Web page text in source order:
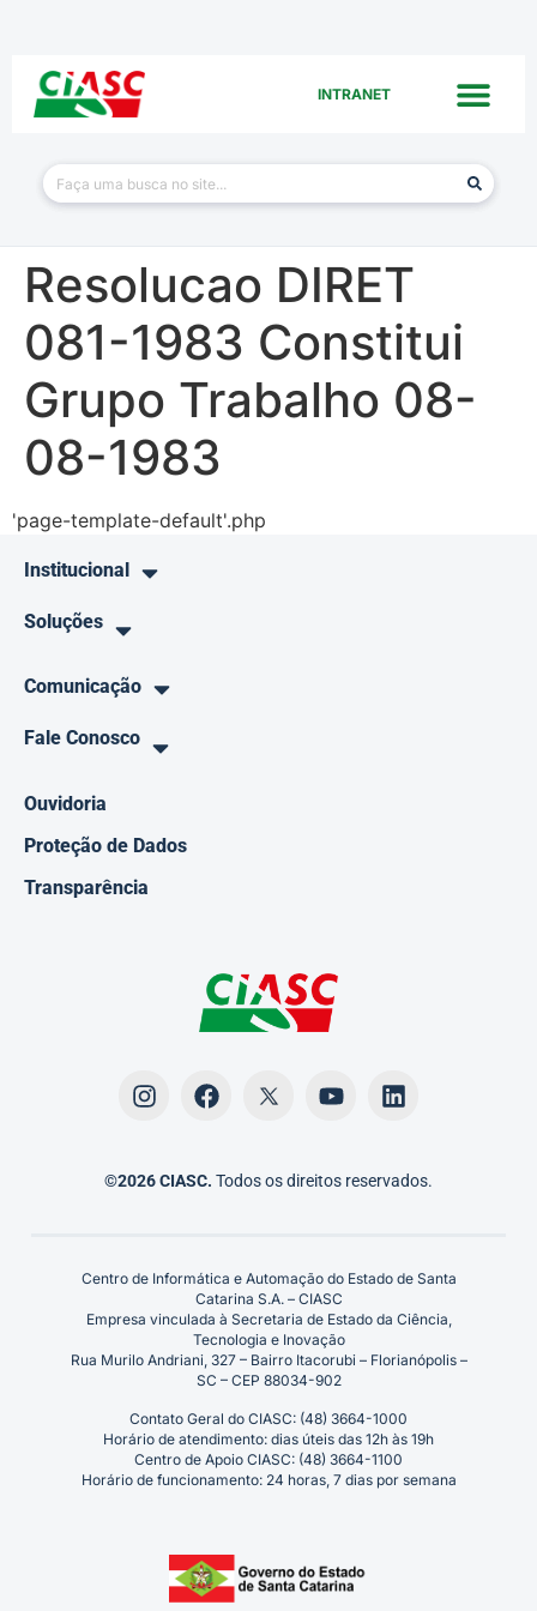
INTRANET
Resolucao DIRET
081-1983 Constitui
Grupo Trabalho 08-
08-1983
'page-template-default'.php
Institucional
Soluções
Comunicação
Fale Conosco
Ouvidoria
Proteção de Dados
Transparência
©2026 CIASC. Todos os direitos reservados.
Centro de Informática e Automação do Estado de Santa
Catarina S.A. – CIASC
Empresa vinculada à Secretaria de Estado da Ciência,
Tecnologia e Inovação
Rua Murilo Andriani, 327 – Bairro Itacorubi – Florianópolis –
SC – CEP 88034-902
Contato Geral do CIASC: (48) 3664-1000
Horário de atendimento: dias úteis das 12h às 19h
Centro de Apoio CIASC: (48) 3664-1100
Horário de funcionamento: 24 horas, 7 dias por semana